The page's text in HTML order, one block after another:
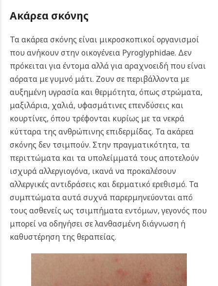
Ακάρεα σκόνης
Τα ακάρεα σκόνης είναι μικροσκοπικοί οργανισμοί
που ανήκουν στην οικογένεια Pyroglyphidae. Δεν
πρόκειται για έντομα αλλά για αραχνοειδή που είναι
αόρατα με γυμνό μάτι. Ζουν σε περιβάλλοντα με
αυξημένη υγρασία και θερμότητα, όπως στρώματα,
μαξιλάρια, χαλιά, υφασμάτινες επενδύσεις και
κουρτίνες, όπου τρέφονται κυρίως με τα νεκρά
κύτταρα της ανθρώπινης επιδερμίδας. Τα ακάρεα
σκόνης δεν τσιμπούν. Στην πραγματικότητα, τα
περιττώματα και τα υπολείμματά τους αποτελούν
ισχυρά αλλεργιογόνα, ικανά να προκαλέσουν
αλλεργικές αντιδράσεις και δερματικό ερεθισμό. Τα
συμπτώματα αυτά συχνά παρερμηνεύονται από
τους ασθενείς ως τσιμπήματα εντόμων, γεγονός που
μπορεί να οδηγήσει σε λανθασμένη διάγνωση ή
καθυστέρηση της θεραπείας.